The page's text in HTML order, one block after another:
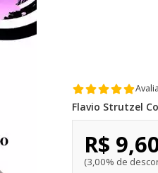
Flavio Strutzel
R$
3,00% de